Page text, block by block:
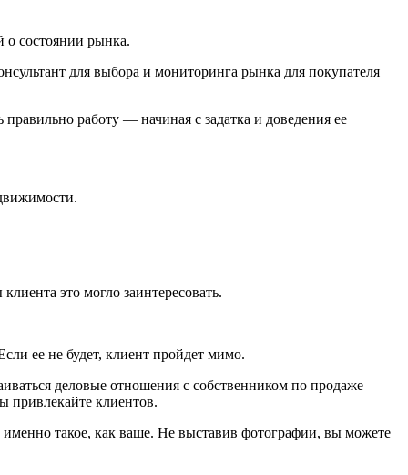
о состоянии рынка.
для выбора и мониторинга рынка для покупателя
работу — начиная с задатка и доведения ее
это могло заинтересовать.
ее не будет, клиент пройдет мимо.
деловые отношения с собственником по продаже
привлекайте клиентов.
такое, как ваше. Не выставив фотографии, вы можете